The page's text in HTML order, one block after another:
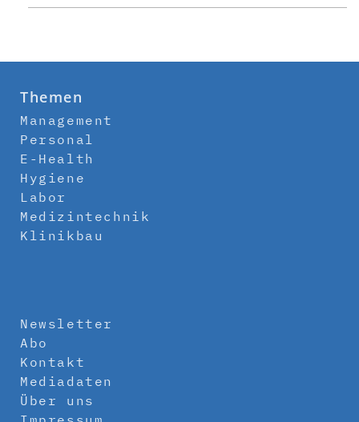
Themen
Management
Personal
E-Health
Hygiene
Labor
Medizintechnik
Klinikbau
Newsletter
Abo
Kontakt
Mediadaten
Über uns